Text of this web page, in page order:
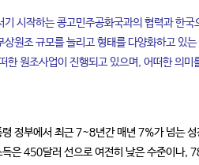
시작하는 콩고민주공화국과의 협력과 한국
원조 규모를 늘리고 형태를 다양화하고 있는
한 원조사업이 진행되고 있으며, 어떠한 의미
정부에서 최근 7~8년간 매년 7%가 넘는 성
은 450달러 선으로 여전히 낮은 수준이나,